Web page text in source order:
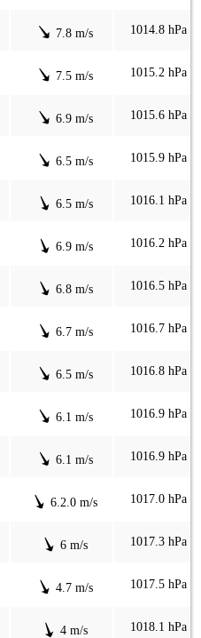
7.8 m/s 1014.8 hPa
7.5 m/s 1015.2 hPa
6.9 m/s 1015.6 hPa
6.5 m/s 1015.9 hPa
6.5 m/s 1016.1 hPa
6.9 m/s 1016.2 hPa
6.8 m/s 1016.5 hPa
6.7 m/s 1016.7 hPa
6.5 m/s 1016.8 hPa
6.1 m/s 1016.9 hPa
6.1 m/s 1016.9 hPa
6.2.0 m/s 1017.0 hPa
6 m/s 1017.3 hPa
4.7 m/s 1017.5 hPa
4 m/s 1018.1 hPa